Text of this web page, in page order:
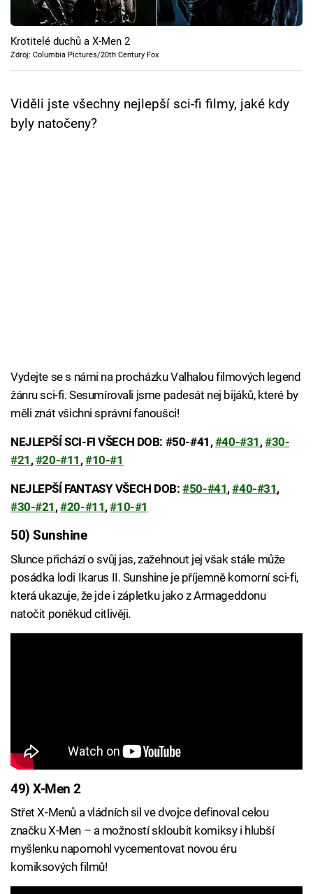
Cool Esport
Pořady
Sledujte prima+
Krotitelé duchů a X-Men 2
Zdroj: Columbia Pictures/20th Century Fox
Viděli jste všechny nejlepší sci-fi filmy, jaké kdy
byly natočeny?
Vydejte se s námi na procházku Valhalou filmových legend
žánru sci-fi. Sesumírovali jsme padesát nej bijáků, které by
měli znát všichni správní fanoušci!
NEJLEPŠÍ SCI-FI VŠECH DOB: #50-#41,#40-#31 ,#30-
#21 ,#20-#11 ,#10-#1
NEJLEPŠÍ FANTASY VŠECH DOB:#50-#41,#40-#31,
#30-#21 ,#20-#11,#10-#1
50) Sunshine
Slunce přichází o svůj jas, zažehnout jej však stále může
posádka lodi Ikarus II. Sunshine je příjemně komorní sci-fi,
která ukazuje, že jde i zápletku jako z Armageddonu
natočit poněkud citlivěji.
49) X-Men 2
Střet X-Menů a vládních sil ve dvojce definoval celou
značku X-Men – a možností skloubit komiksy i hlubší
myšlenku napomohl vycementovat novou éru
komiksových filmů!